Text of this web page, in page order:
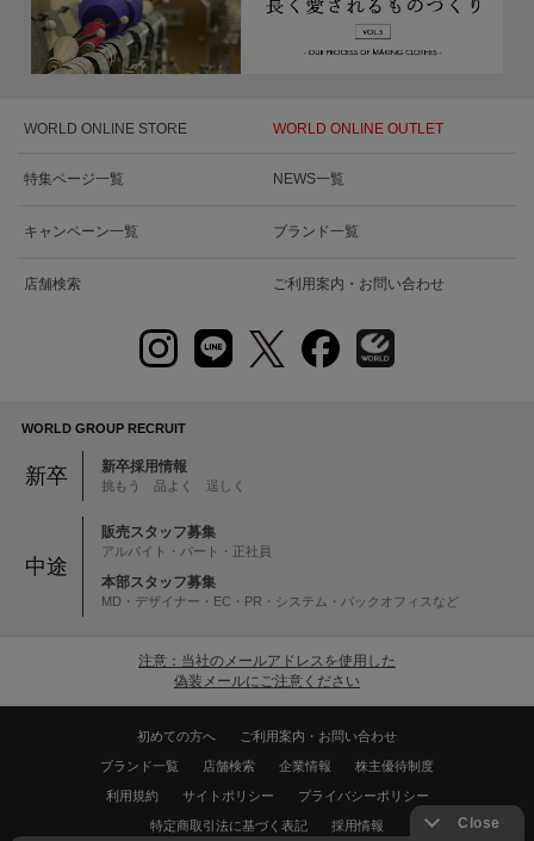
WORLD ONLINE STORE WORLD ONLINE OUTLET
特集ページ一覧 NEWS一覧
キャンペーン一覧 ブランド一覧
店舗検索 ご利用案内・お問い合わせ
WORLD GROUP RECRUIT
新卒 新卒採用情報
挑もう 品よく 逞しく
中途
販売スタッフ募集
アルバイト・パート・正社員
本部スタッフ募集
MD・デザイナー・EC・PR・システム・バックオフィスなど
注意：当社のメールアドレスを使用した
偽装メールにご注意ください
初めての方へ ご利用案内・お問い合わせ
ブランド一覧 店舗検索 企業情報 株主優待制度
利用規約 サイトポリシー プライバシーポリシー
特定商取引法に基づく表記 採用情報